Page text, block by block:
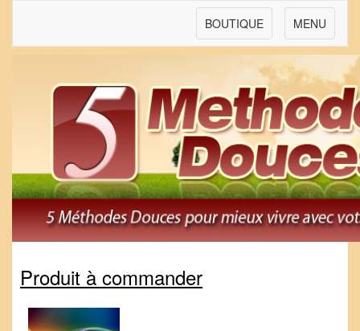
MENU
BOUTIQUE
Produit à commander